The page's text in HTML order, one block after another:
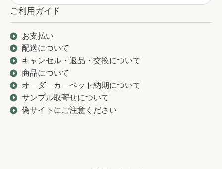
ご利用ガイド
お支払い
配送について
キャンセル・返品・交換について
商品について
オーダーカーペット納期について
サンプル取寄せについて
偽サイトにご注意ください